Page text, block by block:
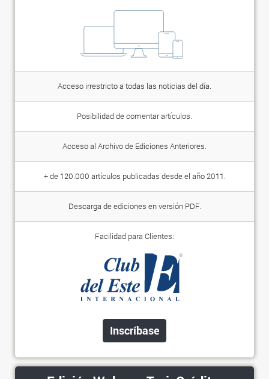
Acceso irrestricto a todas las noticias del día.
Posibilidad de comentar artículos.
Acceso al Archivo de Ediciones Anteriores.
+ de 120.000 artículos publicadas desde el año 2011.
Descarga de ediciones en versión PDF.
Facilidad para Clientes:
Inscríbase